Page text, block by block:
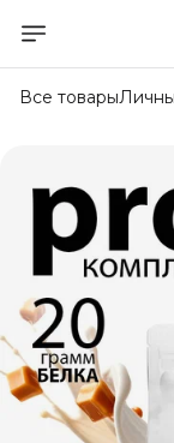
Все товары